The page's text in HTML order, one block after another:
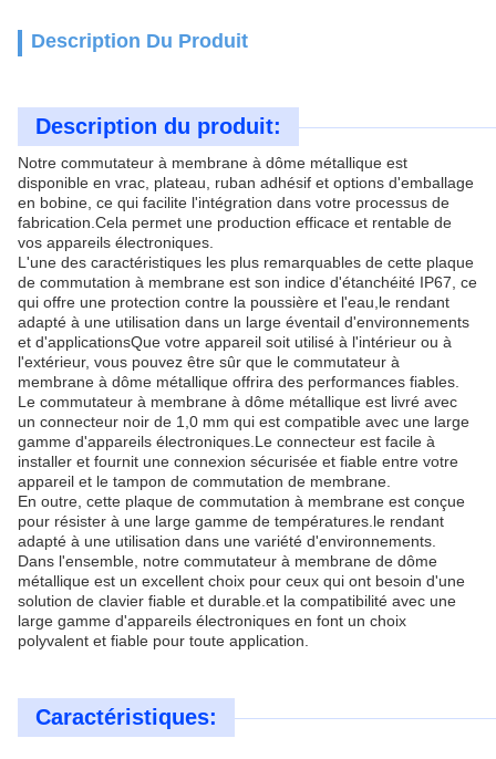
Description Du Produit
Description du produit:
Notre commutateur à membrane à dôme métallique est
disponible en vrac, plateau, ruban adhésif et options d'emballage
en bobine, ce qui facilite l'intégration dans votre processus de
fabrication.Cela permet une production efficace et rentable de
vos appareils électroniques.
L'une des caractéristiques les plus remarquables de cette plaque
de commutation à membrane est son indice d'étanchéité IP67, ce
qui offre une protection contre la poussière et l'eau,le rendant
adapté à une utilisation dans un large éventail d'environnements
et d'applicationsQue votre appareil soit utilisé à l'intérieur ou à
l'extérieur, vous pouvez être sûr que le commutateur à
membrane à dôme métallique offrira des performances fiables.
Le commutateur à membrane à dôme métallique est livré avec
un connecteur noir de 1,0 mm qui est compatible avec une large
gamme d'appareils électroniques.Le connecteur est facile à
installer et fournit une connexion sécurisée et fiable entre votre
appareil et le tampon de commutation de membrane.
En outre, cette plaque de commutation à membrane est conçue
pour résister à une large gamme de températures.le rendant
adapté à une utilisation dans une variété d'environnements.
Dans l'ensemble, notre commutateur à membrane de dôme
métallique est un excellent choix pour ceux qui ont besoin d'une
solution de clavier fiable et durable.et la compatibilité avec une
large gamme d'appareils électroniques en font un choix
polyvalent et fiable pour toute application.
Caractéristiques: